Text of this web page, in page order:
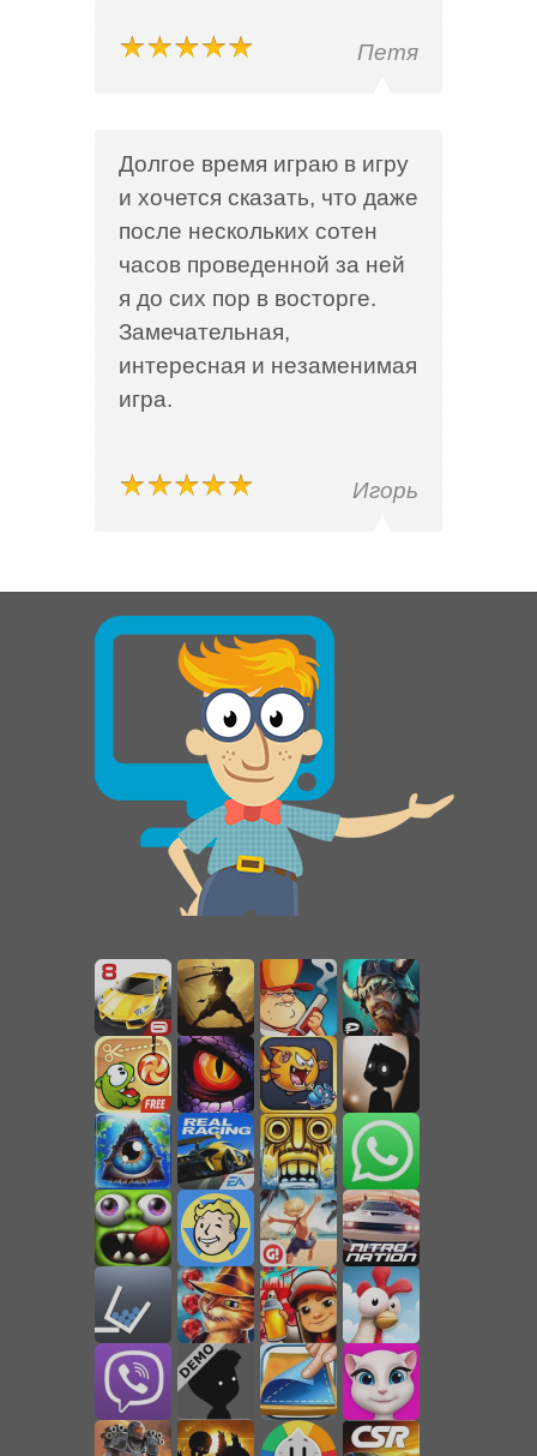
Петя
Долгое время играю в игру
и хочется сказать, что даже
после нескольких сотен
часов проведенной за ней
я до сих пор в восторге.
Замечательная,
интересная и незаменимая
игра.
Игорь